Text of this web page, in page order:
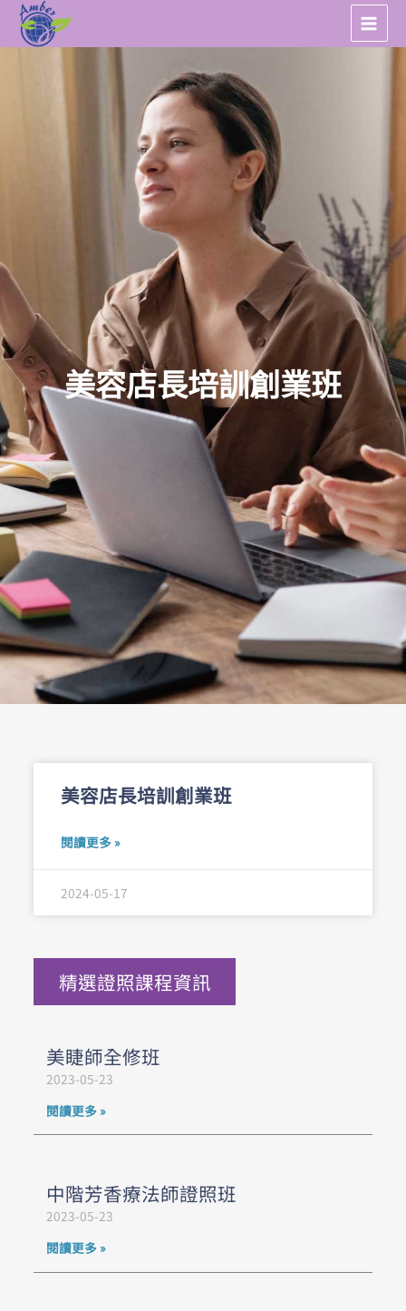
美容店長培訓創業班
美容店長培訓創業班
閱讀更多 »
2024-05-17
精選證照課程資訊
美睫師全修班
2023-05-23
閱讀更多 »
中階芳香療法師證照班
2023-05-23
閱讀更多 »